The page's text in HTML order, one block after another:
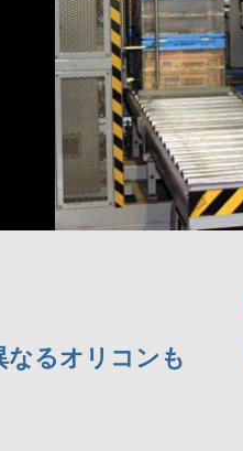
るオリコンも